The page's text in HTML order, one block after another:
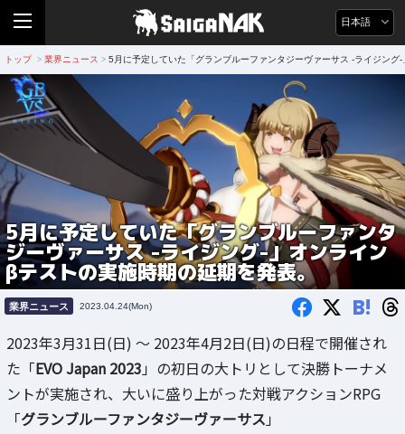
日本語
トップ > 業界ニュース > 5月に予定していた「グランブルーファンタジーヴァーサス -ライジン
5月に予定していた「グランブルーファンタ
ジーヴァーサス -ライジング-」オンライン
βテストの実施時期の延期を発表。
業界ニュース 2023.04.24(Mon) B!
2023年3月31日(日) ～ 2023年4月2日(日)の日程で開催され
た「EVO Japan 2023 」の初日の大トリとして決勝トーナメ
ントが実施され、大いに盛り上がった対戦アクションRPG
「グランブルーファンタジーヴァーサス 」